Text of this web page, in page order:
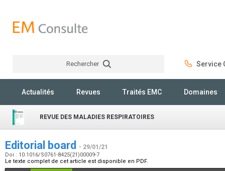
Rechercher Service
Actualités Revues Traités EMC Domaines
REVUE DES MALADIES RESPIRATOIRES
Editorial board - 29/01/21
Doi : 10.1016/S0761-8425(21)00009-7
Le texte complet de cet article est disponible en PDF.